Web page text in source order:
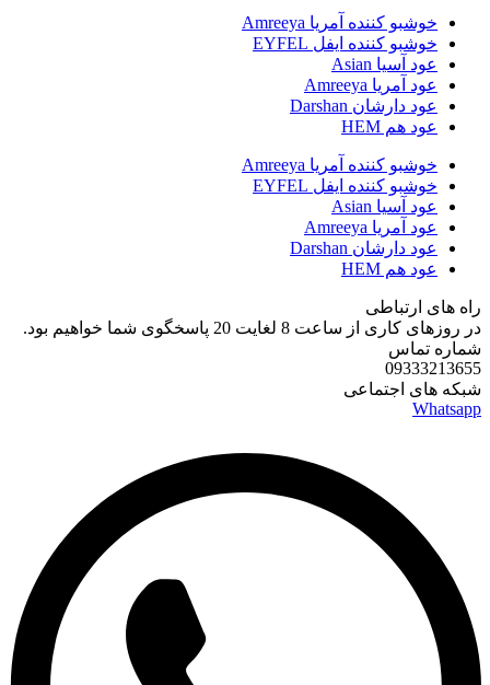
خوشبو کننده آمریا Amreeya
خوشبو کننده ایفل EYFEL
عود آسیا Asian
عود آمریا Amreeya
عود دارشان Darshan
عود هم HEM
خوشبو کننده آمریا Amreeya
خوشبو کننده ایفل EYFEL
عود آسیا Asian
عود آمریا Amreeya
عود دارشان Darshan
عود هم HEM
راه های ارتباطی
در روزهای کاری از ساعت 8 لغایت 20 پاسخگوی شما خواهیم بود.
شماره تماس
09333213655
شبکه های اجتماعی
Whatsapp